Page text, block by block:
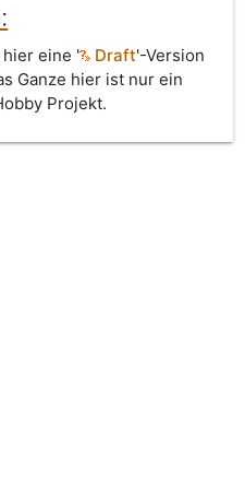
hier eine ' Draft'-Version
Ganze hier ist nur ein
Projekt.